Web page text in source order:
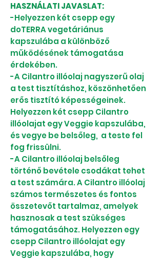
HASZNÁLATI JAVASLAT:
-Helyezzen két csepp egy
doTERRA vegetáriánus
kapszulába a különböző
működésének támogatása
érdekében.
-A Cilantro illóolaj nagyszerű olaj
a test tisztításhoz, köszönhetően
erős tisztító képességeinek.
Helyezzen két csepp Cilantro
illóolajat egy Veggie kapszulába,
és vegye be belsőleg, a teste fel
fog frissülni.
-A Cilantro illóolaj belsőleg
történő bevétele csodákat tehet
a test számára. A Cilantro illóolaj
számos természetes és fontos
összetevőt tartalmaz, amelyek
hasznosak a test szükséges
támogatásához. Helyezzen egy
csepp Cilantro illóolajat egy
Veggie kapszulába, hogy